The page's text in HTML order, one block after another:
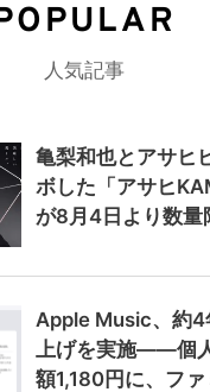
人気記事
亀梨和也とアサヒ
ボした「アサヒ
が8月4日より数量
Apple Music、約4
上げを実施——個
額1,180円に、フ